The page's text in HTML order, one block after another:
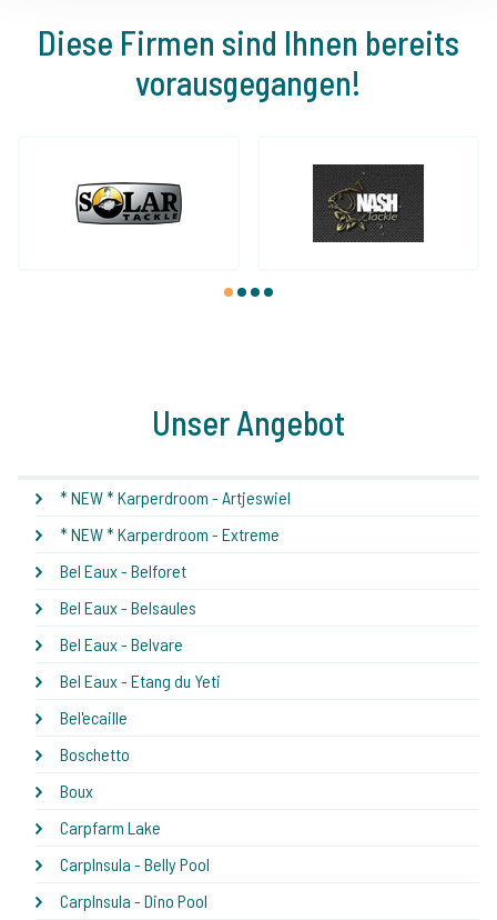
Diese Firmen sind Ihnen bereits
vorausgegangen!
1 2 3 4
Unser Angebot
* NEW * Karperdroom - Artjeswiel
* NEW * Karperdroom - Extreme
Bel Eaux - Belforet
Bel Eaux - Belsaules
Bel Eaux - Belvare
Bel Eaux - Etang du Yeti
Bel'ecaille
Boschetto
Boux
Carpfarm Lake
CarpInsula - Belly Pool
CarpInsula - Dino Pool